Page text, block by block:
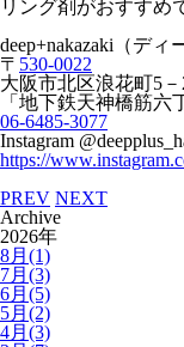
リング剤がおすすめ
deep+nakazaki （ディ
〒 530-0022
大阪市北区浪花町5 －
「地下鉄天神橋筋六
06-6485-3077
Instagram
https://
PREV NEXT
Archive
2026年
8月(1)
7月(3)
6月(5)
5月(2)
4月(3)